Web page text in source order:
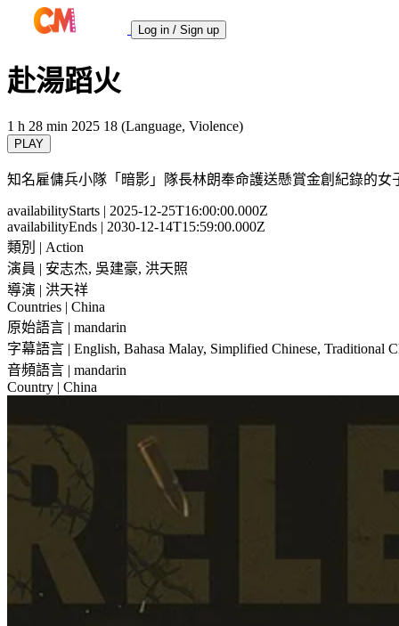
Log in / Sign up
赴湯蹈火
1 h 28 min 2025 18 (Language, Violence)
PLAY
知名雇傭兵小隊「暗影」隊長林朗奉命護送懸賞金創紀錄的
availabilityStarts | 2025-12-25T16:00:00.000Z
availabilityEnds | 2030-12-14T15:59:00.000Z
類別 | Action
演員 | 安志杰, 吳建豪, 洪天照
導演 | 洪天祥
Countries | China
原始語言 | mandarin
字幕語言 | English, Bahasa Malay, Simplified Chinese, Traditional
音頻語言 | mandarin
Country | China